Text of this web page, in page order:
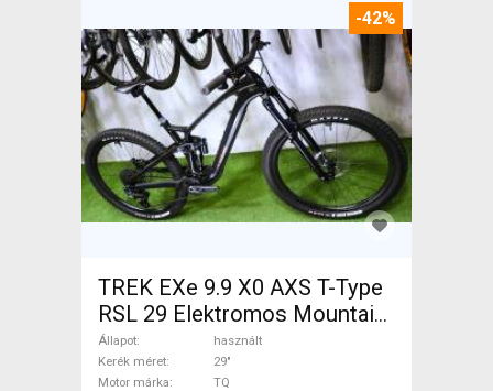
-42%
TREK EXe 9.9 X0 AXS T-Type
RSL 29 Elektromos Mountain
Bike 29" össztelós / fully TQ
használt ELADÓ
Állapot
használt
Kerék méret
29"
Motor márka
TQ